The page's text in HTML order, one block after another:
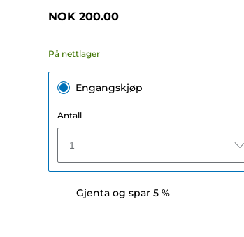
NOK 200.00
På nettlager
Engangskjøp
Antall
1
Gjenta og spar 5 %